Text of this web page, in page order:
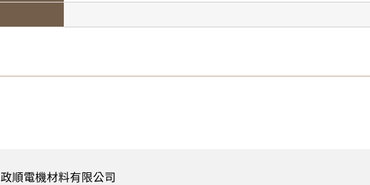
政順電機材料有限公司